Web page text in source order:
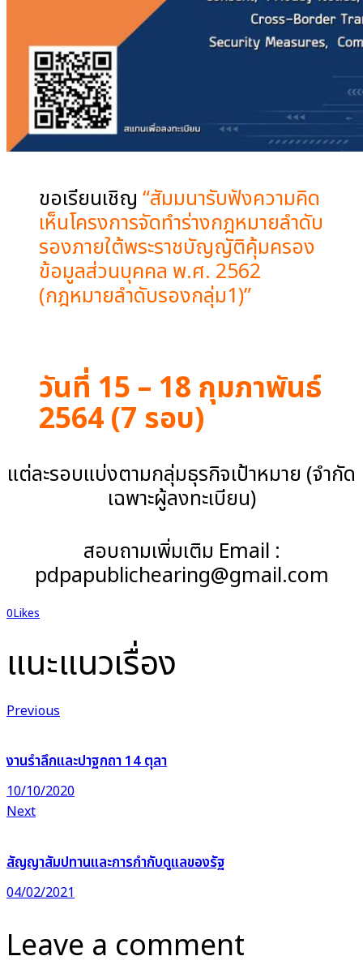
ขอเรียนเชิญ “สัมมนารับฟังความคิด
เห็นโครงการจัดทำร่างกฎหมายลำดับ
รองภายใต้พระราชบัญญัติคุ้มครอง
ข้อมูลส่วนบุคคล พ.ศ. 2562
(กฎหมายลำดับรองกลุ่ม1)”
วันที่ 15 – 18 กุมภาพันธ์
2564 (7 รอบ)
แต่ละรอบแบ่งตามกลุ่มธุรกิจเป้าหมาย (จำกัด
เฉพาะผู้ลงทะเบียน)
สอบถามเพิ่มเติม Email :
pdpapublichearing@gmail.com
0Likes
แนะแนวเรื่อง
Previous
งานรำลึกและปาฐกถา 14 ตุลา
10/10/2020
Next
สัญญาสัมปทานและการกำกับดูแลของรัฐ
04/02/2021
Leave a comment